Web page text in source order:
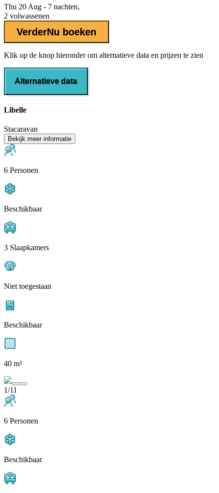
Thu 20 Aug - 7 nachten,
2 volwassenen
VerderNu boeken
Klik op de knop hieronder om alternatieve data en prijzen te zien
Alternatieve data
Libelle
Stacaravan
Bekijk meer informatie
6 Personen
Beschikbaar
3 Slaapkamers
Niet toegestaan
Beschikbaar
40 m²
1/11
6 Personen
Beschikbaar